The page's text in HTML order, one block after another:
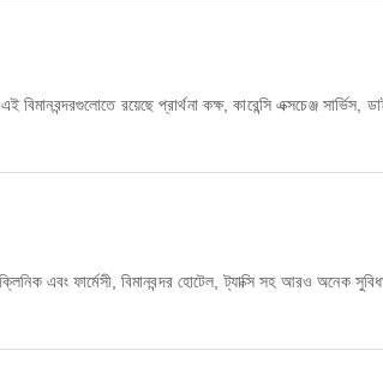
রয়েছে প্রার্থনা কক্ষ, কারেন্সি এক্সচেঞ্জ
এবং ফার্মেসী, বিমানবন্দর হোটেল, ট্যাক্সি সহ আরও অনেক